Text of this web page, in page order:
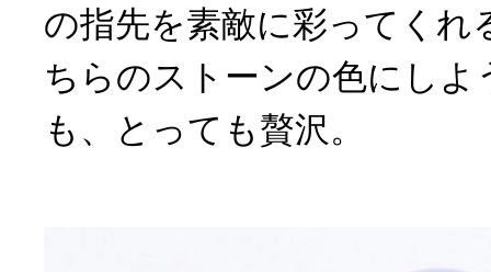
の指先を素敵に彩ってくれ
ちらのストーンの色にしよ
も、とっても贅沢。